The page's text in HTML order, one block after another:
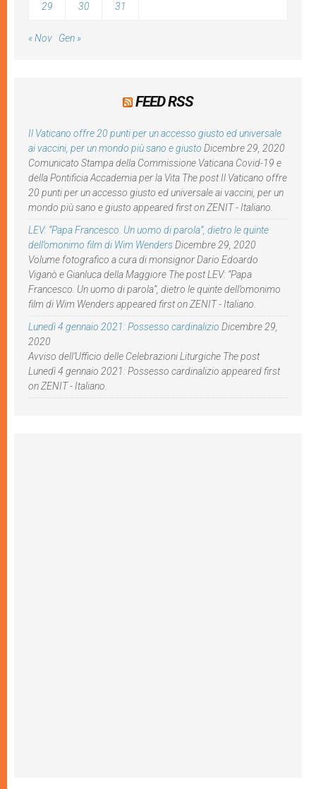
29 30 31
« Nov Gen »
FEED RSS
Il Vaticano offre 20 punti per un accesso giusto ed universale
ai vaccini, per un mondo più sano e giusto Dicembre 29, 2020
Comunicato Stampa della Commissione Vaticana Covid-19 e
della Pontificia Accademia per la Vita The post Il Vaticano offre
20 punti per un accesso giusto ed universale ai vaccini, per un
mondo più sano e giusto appeared first on ZENIT - Italiano.
LEV: “Papa Francesco. Un uomo di parola”, dietro le quinte
dell’omonimo film di Wim WendersDicembre 29, 2020
Volume fotografico a cura di monsignor Dario Edoardo
Viganò e Gianluca della Maggiore The post LEV: “Papa
Francesco. Un uomo di parola”, dietro le quinte dell’omonimo
film di Wim Wenders appeared first on ZENIT - Italiano.
Lunedì 4 gennaio 2021: Possesso cardinalizio Dicembre 29,
2020
Avviso dell’Ufficio delle Celebrazioni Liturgiche The post
Lunedì 4 gennaio 2021: Possesso cardinalizio appeared first
on ZENIT - Italiano.